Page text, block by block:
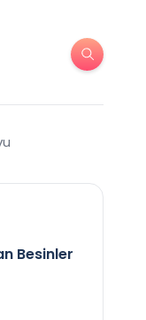
Besinler